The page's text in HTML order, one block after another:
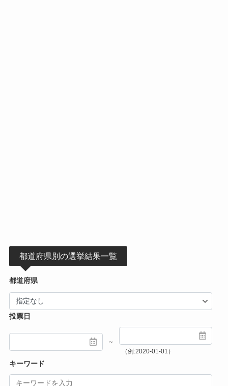
都道府県別の選挙結果一覧
都道府県
投票日
～
（例:2020-01-01）
キーワード